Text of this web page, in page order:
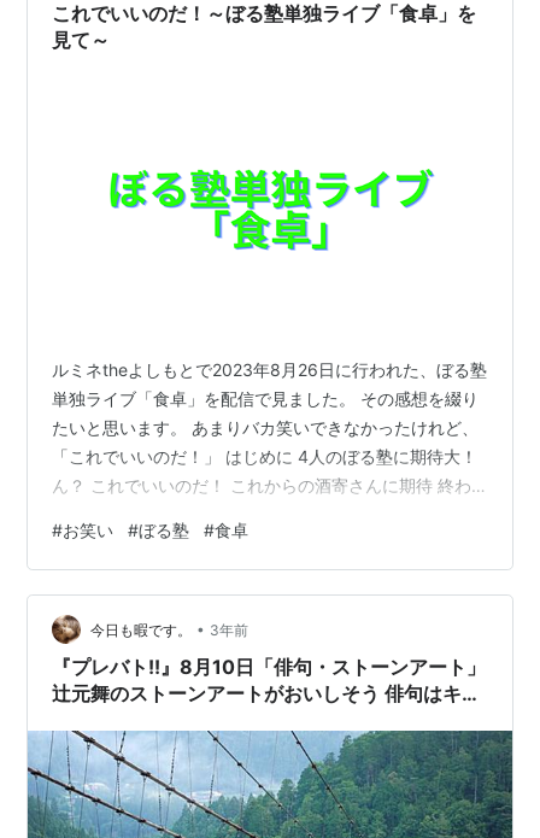
これでいいのだ！～ぼる塾単独ライブ「食卓」を
見て～
ルミネtheよしもとで2023年8月26日に行われた、ぼる塾
単独ライブ「食卓」を配信で見ました。 その感想を綴り
たいと思います。 あまりバカ笑いできなかったけれど、
「これでいいのだ！」 はじめに 4人のぼる塾に期待大！
ん？ これでいいのだ！ これからの酒寄さんに期待 終わ
代になったものです。 当時チケットを入手するのが大変
だった「タイタンライブ」が映画館でも見られるように
なった時も感動しましたが、家に居ながら見れちゃうん
です。 配信チケットなら入手は簡単ですし、このライブ
は2日間見逃し配信されます。 そして安い！ 以上、会場
のチケットを先行…
#お笑い #ぼる塾 #食卓
今日も暇です。 • 3年前
『プレバト!!』8月10日「俳句・ストーンアート」
辻元舞のストーンアートがおいしそう 俳句はキス